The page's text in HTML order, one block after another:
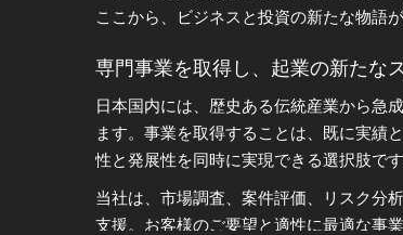
ここから、ビジネスと投資の新たな物語が
専門事業を取得し、起業の新たな
日本国内には、歴史ある伝統産業から急
ます。事業を取得することは、既に実績
性と発展性を同時に実現できる選択肢です
当社は、市場調査、案件評価、リスク分
支援。お客様のご要望と適性に最適な事